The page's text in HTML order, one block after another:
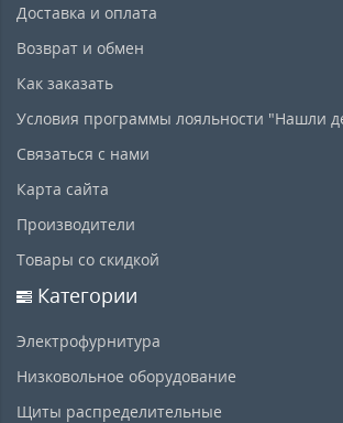
Доставка и оплата
Возврат и обмен
Как заказать
Условия программы лояльности "Нашли
Связаться с нами
Карта сайта
Производители
Товары со скидкой
Категории
Электрофурнитура
Низковольное оборудование
Щиты распределительные